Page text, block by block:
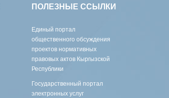
ПОЛЕЗНЫЕ ССЫЛКИ
Единый портал
общественного обсуждения
проектов нормативных
правовых актов Кыргызской
Республики
Государственный портал
электронных услуг